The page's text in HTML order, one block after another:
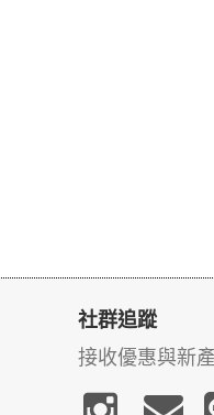
社群追蹤
接收優惠與新